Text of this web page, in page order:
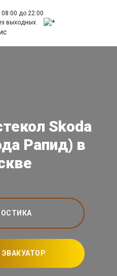
до 22:00
выходных.
Skoda
Рапид) в
ЭВАКУАТОР